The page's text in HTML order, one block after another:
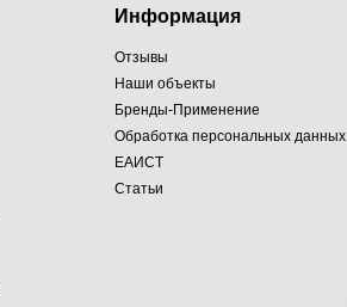
Информация
Отзывы
Наши объекты
Бренды-Применение
Обработка персональных данных
ЕАИСТ
Статьи